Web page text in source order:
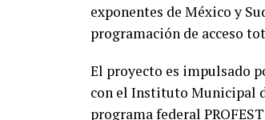
exponentes de México y
programación de acceso
El proyecto es impulsado
con el Instituto Municipal
programa federal